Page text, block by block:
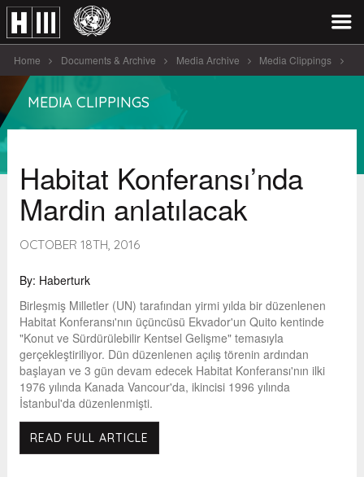
Home Documents & Archive Media Archive Media Clippings
Habitat Konferansı'nda Mardin anlatılacak
MEDIA CLIPPINGS
Habitat Konferansı’nda
Mardin anlatılacak
OCTOBER 18TH, 2016
By: Haberturk
Birleşmiş Milletler (UN) tarafından yirmi yılda bir düzenlenen
Habitat Konferansı'nın üçüncüsü Ekvador'un Quito kentinde
"Konut ve Sürdürülebilir Kentsel Gelişme" temasıyla
gerçekleştiriliyor. Dün düzenlenen açılış törenin ardından
başlayan ve 3 gün devam edecek Habitat Konferansı'nın ilki
1976 yılında Kanada Vancour'da, ikincisi 1996 yılında
İstanbul'da düzenlenmişti.
READ FULL ARTICLE